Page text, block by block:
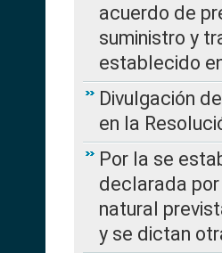
acuerdo de
suministro y
establecido
Divulgación
en la
Por la se
declarada
natural
y se dictan